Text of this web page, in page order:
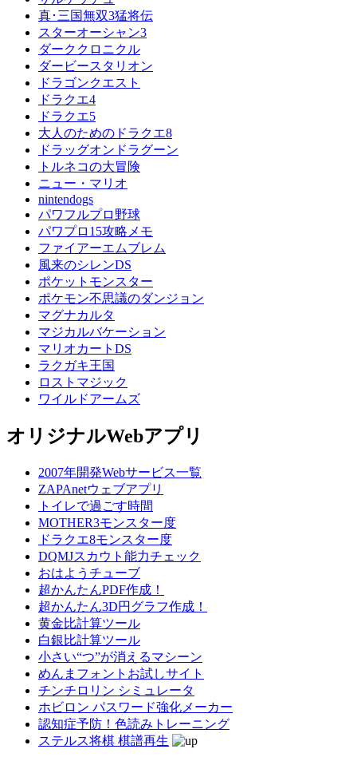
真･三国無双3猛将伝
スターオーシャン3
ダーククロニクル
ダービースタリオン
ドラゴンクエスト
ドラクエ4
ドラクエ5
大人のためのドラクエ8
ドラッグオンドラグーン
トルネコの大冒険
ニュー・マリオ
nintendogs
パワフルプロ野球
パワプロ15攻略メモ
ファイアーエムブレム
風来のシレンDS
ポケットモンスター
ポケモン不思議のダンジョン
マグナカルタ
マジカルバケーション
マリオカートDS
ラクガキ王国
ロストマジック
ワイルドアームズ
オリジナルWebアプリ
2007年開発Webサービス一覧
ZAPAnetウェブアプリ
トイレで過ごす時間
MOTHER3モンスター度
ドラクエ8モンスター度
DQMJスカウト能力チェック
おはようチューブ
超かんたんPDF作成！
超かんたん3D円グラフ作成！
黄金比計算ツール
白銀比計算ツール
小さい“つ”が消えるマシーン
めんまフォントお試しサイト
チンチロリン シミュレータ
ホビロン パスワード強化メーカー
認知症予防！色読みトレーニング
ステルス将棋 棋譜再生